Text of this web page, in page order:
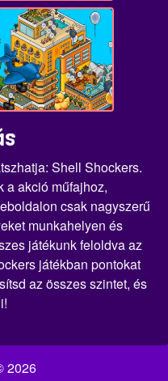
Shell Shockers.
a akció műfajhoz,
csak nagyszerű
munkahelyen és
játékunk feloldva az
játékban pontokat
az összes szintet, és
2026